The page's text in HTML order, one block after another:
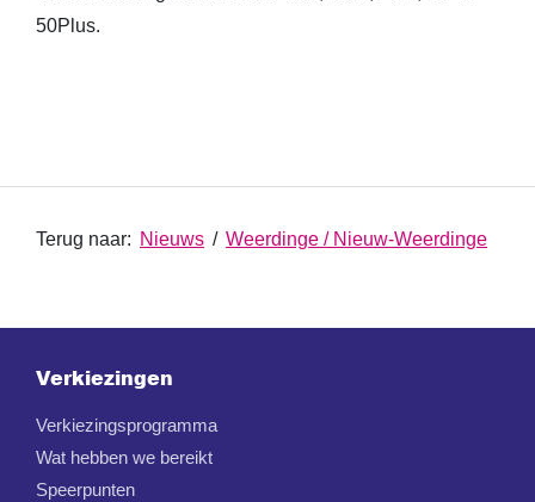
50Plus.
Terug naar: Nieuws / Weerdinge / Nieuw-Weerdinge
Verkiezingen
Verkiezingsprogramma
Wat hebben we bereikt
Speerpunten